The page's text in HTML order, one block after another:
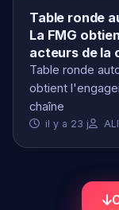
obtient
chaîne
il y a 23 j